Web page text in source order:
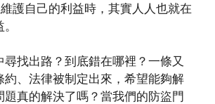
護自己的利益時，其實人人也就在
尋找出路？到底錯在哪裡？一條又
約、法律被制定出來，希望能夠解
題真的解決了嗎？當我們的防盜門